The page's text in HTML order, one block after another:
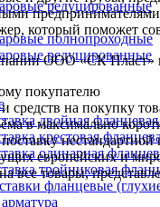
редуцированные
полнопроходные
редуцированные
двойная
крестовая
одинарная
тройниковая
фланцевые
который поможет
ООО «СК Пласт»
покупателю
средств на покупку
в максимально
европейских и
все товары,